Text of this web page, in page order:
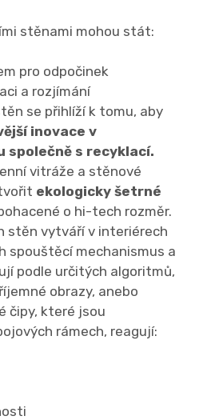
stěnami mohou stát:
pro odpočinek
a rozjímání
se přihlíží k tomu, aby
inovace v
společně s recyklací.
vitráže a stěnové
ekologicky šetrné
o hi-tech rozměr.
stěn vytváří v interiérech
spouštěcí mechanismus a
podle určitých algoritmů,
obrazy, anebo
čipy, které jsou
rámech, reagují: